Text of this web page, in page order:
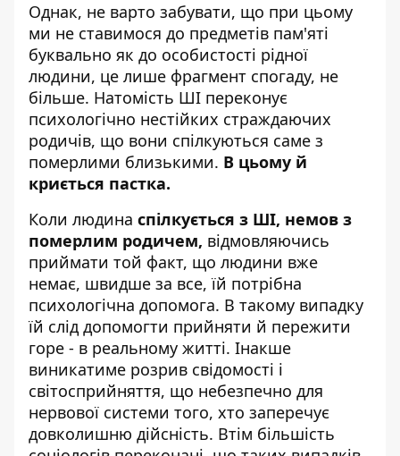
Однак, не варто забувати, що при цьому
ми не ставимося до предметів пам'яті
буквально як до особистості рідної
людини, це лише фрагмент спогаду, не
більше. Натомість ШІ переконує
психологічно нестійких страждаючих
родичів, що вони спілкуються саме з
померлими близькими. В цьому й
криється пастка.
Коли людина спілкується з ШІ, немов з
померлим родичем, відмовляючись
приймати той факт, що людини вже
немає, швидше за все, їй потрібна
психологічна допомога. В такому випадку
їй слід допомогти прийняти й пережити
горе - в реальному житті. Інакше
виникатиме розрив свідомості і
світосприйняття, що небезпечно для
нервової системи того, хто заперечує
довколишню дійсність. Втім більшість